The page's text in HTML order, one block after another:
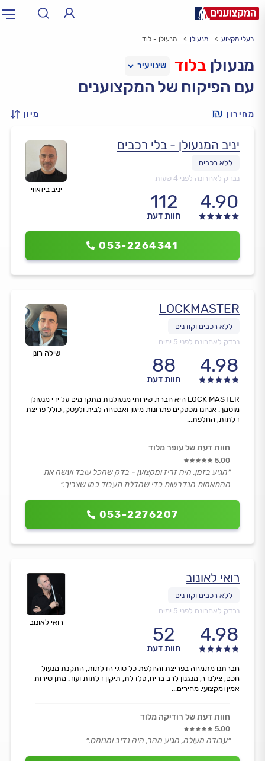
עירעיר: תל אביב, חיפה…
בעלי מקצוע מנעולן מנעולן - לוד
מנעולן בלוד
עם הפיקוח של המקצוענים
מחירון מיון
יניב ביזאווי
יניב המנעולן - בלי רכבים
נבדק לאחרונה לפני 4 שעות
4.90
112
חוות דעת
053-2264341
שילה רונן
LOCKMASTER
נבדק לאחרונה לפני 5 ימים
4.98
88
חוות דעת
053-2276207
LOCK MASTER היא חברת שירותי מנעולנות מתקדמים על ידי מנעולן
מוסמך. אנחנו מספקים פתרונות מיגון ואבטחה לבית ולעסק, כולל פריצת
דלתות, החלפת...
חוות דעת של עופר מלוד
5.00
״הגיע בזמן, היה זריז ומקצוען - בדק שהכל עובד ועשה את
ההתאמות הנדרשות כדי שהדלת תעבוד כמו שצריך.״
רואי לאונוב
רואי לאונוב
נבדק לאחרונה לפני 5 ימים
4.98
52
חוות דעת
חברתנו מתמחה בפריצת והחלפת כל סוגי הדלתות, התקנת מנעול
חכם, צילנדר, מנגנון לרב בריח, פלדלת, תיקון דלתות ועוד. מתן שירות
אמין ומקצועי. מחירים...
חוות דעת של רודיקה מלוד
5.00
״עבודה מעולה, הגיע מהר, היה נדיב ומנומס.״